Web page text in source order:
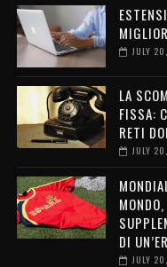
JULY
LA
FISSA:
RETI
JULY
DI
JULY